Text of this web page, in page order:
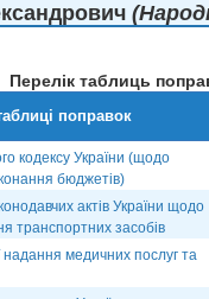
Перелік таблиць
поправок
кодексу України (щодо
бюджетів)
актів України щодо
транспортних засобів
надання медичних послуг та